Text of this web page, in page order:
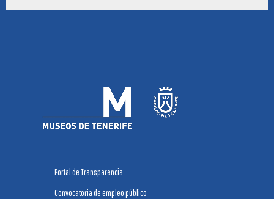
Portal de Transparencia
Convocatoria de empleo público